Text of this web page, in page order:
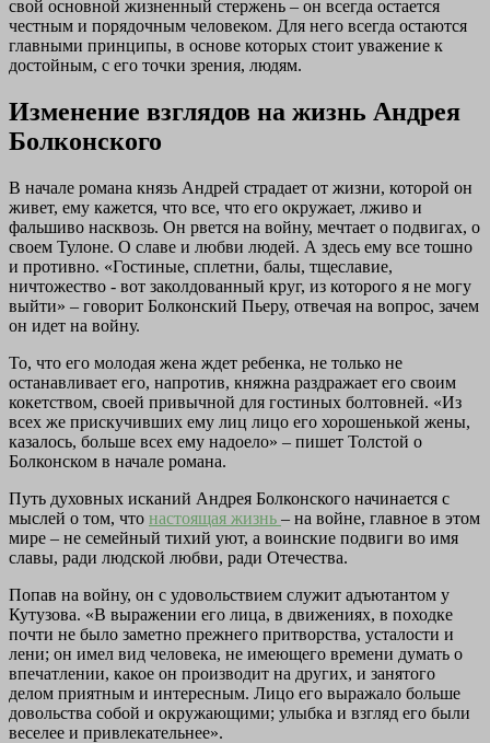
свой основной жизненный стержень – он всегда остается
честным и порядочным человеком. Для него всегда остаются
главными принципы, в основе которых стоит уважение к
достойным, с его точки зрения, людям.
Изменение взглядов на жизнь Андрея
Болконского
В начале романа князь Андрей страдает от жизни, которой он
живет, ему кажется, что все, что его окружает, лживо и
фальшиво насквозь. Он рвется на войну, мечтает о подвигах, о
своем Тулоне. О славе и любви людей. А здесь ему все тошно
и противно. «Гостиные, сплетни, балы, тщеславие,
ничтожество - вот заколдованный круг, из которого я не могу
выйти» – говорит Болконский Пьеру, отвечая на вопрос, зачем
он идет на войну.
То, что его молодая жена ждет ребенка, не только не
останавливает его, напротив, княжна раздражает его своим
кокетством, своей привычной для гостиных болтовней. «Из
всех же прискучивших ему лиц лицо его хорошенькой жены,
казалось, больше всех ему надоело» – пишет Толстой о
Болконском в начале романа.
Путь духовных исканий Андрея Болконского начинается с
мыслей о том, что настоящая жизнь – на войне, главное в этом
мире – не семейный тихий уют, а воинские подвиги во имя
славы, ради людской любви, ради Отечества.
Попав на войну, он с удовольствием служит адъютантом у
Кутузова. «В выражении его лица, в движениях, в походке
почти не было заметно прежнего притворства, усталости и
лени; он имел вид человека, не имеющего времени думать о
впечатлении, какое он производит на других, и занятого
делом приятным и интересным. Лицо его выражало больше
довольства собой и окружающими; улыбка и взгляд его были
веселее и привлекательнее».